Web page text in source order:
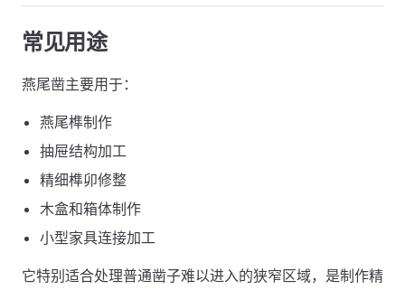
常见用途
燕尾凿主要用于：
燕尾榫制作
抽屉结构加工
精细榫卯修整
木盒和箱体制作
小型家具连接加工
它特别适合处理普通凿子难以进入的狭窄区域，是制作精